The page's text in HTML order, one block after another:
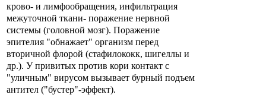
крово- и лимфообращения, инфильтрация
межуточной ткани- поражение нервной
системы (головной мозг). Поражение
эпителия "обнажает" организм перед
вторичной флорой (стафилококк, шигеллы и
др.). У привитых против кори контакт с
"уличным" вирусом вызывает бурный подъем
антител ("бустер"-эффект).